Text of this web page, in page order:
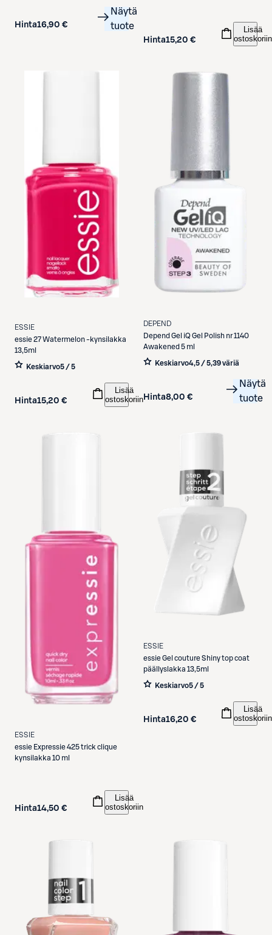
Hinta16,90 €
Näytä
tuote
Hinta15,20 €
Lisää
ostoskoriin
ESSIE
essie27 Watermelon -kynsilakka
13,5ml
Keskiarvo5 / 5
Hinta15,20 €
Lisää
ostoskoriin
DEPEND
Depend Gel iQ Gel Polish nr 1140
Awakened 5 ml
Keskiarvo4,5 / 5,39 väriä
Hinta8,00 €
Näytä
tuote
ESSIE
essie Expressie 425 trick clique
kynsilakka 10 ml
Hinta14,50 €
Lisää
ostoskoriin
ESSIE
essieGel couture Shiny top coat
päällyslakka 13,5ml
Keskiarvo5 / 5
Hinta16,20 €
Lisää
ostoskoriin